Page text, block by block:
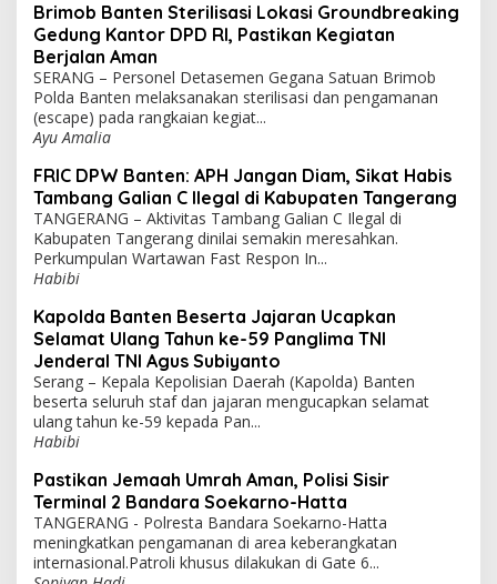
Brimob Banten Sterilisasi Lokasi Groundbreaking
Gedung Kantor DPD RI, Pastikan Kegiatan
Berjalan Aman
SERANG – Personel Detasemen Gegana Satuan Brimob
Polda Banten melaksanakan sterilisasi dan pengamanan
(escape) pada rangkaian kegiat...
Ayu Amalia
FRIC DPW Banten: APH Jangan Diam, Sikat Habis
Tambang Galian C Ilegal di Kabupaten Tangerang
TANGERANG – Aktivitas Tambang Galian C Ilegal di
Kabupaten Tangerang dinilai semakin meresahkan.
Perkumpulan Wartawan Fast Respon In...
Habibi
Kapolda Banten Beserta Jajaran Ucapkan
Selamat Ulang Tahun ke-59 Panglima TNI
Jenderal TNI Agus Subiyanto
Serang – Kepala Kepolisian Daerah (Kapolda) Banten
beserta seluruh staf dan jajaran mengucapkan selamat
ulang tahun ke-59 kepada Pan...
Habibi
Pastikan Jemaah Umrah Aman, Polisi Sisir
Terminal 2 Bandara Soekarno-Hatta
TANGERANG - Polresta Bandara Soekarno-Hatta
meningkatkan pengamanan di area keberangkatan
internasional.Patroli khusus dilakukan di Gate 6...